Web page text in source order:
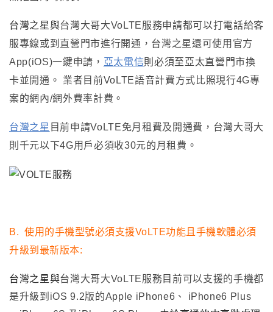
台灣之星與台灣大哥大VoLTE服務申請都可以打電話給客
服專線或到直營門市進行開通 ，台灣之星還可使用官方
App(iOS)一鍵申請， 亞太電信則必須至亞太直營門市換
卡並開通。 業者目前VoLTE語音計費方式比照現行4G專
案的網內/網外費率計費 。
台灣之星 目前申請VoLTE免月租費及開通費 ，台灣大哥大
則千元以下4G用戶必須收30元的月租費。
B. 使用的手機型號必須支援VoLTE功能且手機軟體必須
升級到最新版本:
台灣之星與台灣大哥大VoLTE服務目前可以支援的手機都
是升級到iOS 9.2版的Apple iPhone6 、
iPhone6 Plus